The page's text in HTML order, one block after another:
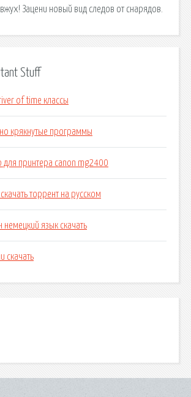
Зацени новый вид следов от снарядов.
Stuff
of time классы
крякнутые программы
для принтера canon mg2400
торрент на русском
немецкий язык скачать
скачать